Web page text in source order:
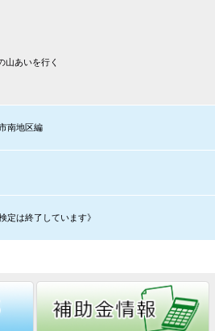
山あいを行く
南地区編
は終了しています》